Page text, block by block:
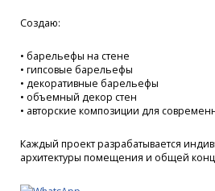
Создаю:
• барельефы на стене
• гипсовые барельефы
• декоративные барельефы
• объемный декор стен
• авторские композиции для
Каждый проект разрабатывается
архитектуры помещения и общей